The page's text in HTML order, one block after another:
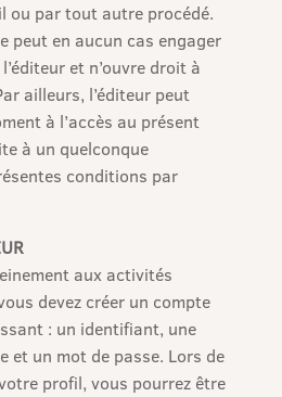
ou par tout autre procédé.
peut en aucun cas engager
et n’ouvre droit à
ailleurs, l’éditeur peut
à l’accès au présent
à un quelconque
conditions par
aux activités
devez créer un compte
: un identifiant, une
et un mot de passe. Lors de
profil, vous pourrez être